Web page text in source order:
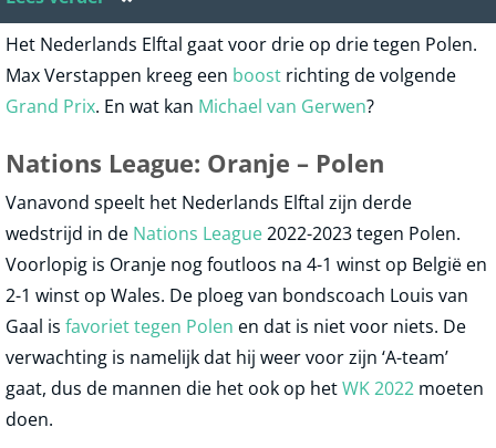
Het Nederlands Elftal gaat voor drie op drie tegen Polen.
Max Verstappen kreeg een boost richting de volgende
Grand Prix. En wat kan Michael van Gerwen?
Nations League: Oranje – Polen
Vanavond speelt het Nederlands Elftal zijn derde
wedstrijd in de Nations League2022-2023 tegen Polen.
Voorlopig is Oranje nog foutloos na 4-1 winst op België en
2-1 winst op Wales. De ploeg van bondscoach Louis van
Gaal is favoriet tegen Polen en dat is niet voor niets. De
verwachting is namelijk dat hij weer voor zijn ‘A-team’
gaat, dus de mannen die het ook op hetWK 2022 moeten
doen.